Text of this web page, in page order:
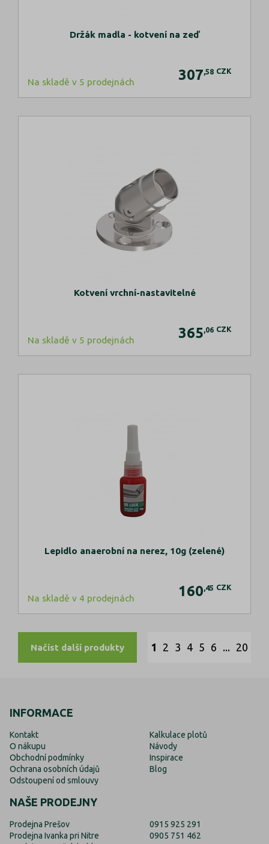
Držák madla - kotvení na zeď
Na skladě v 5 prodejnách 307 ,58 CZK
Kotvení vrchní-nastavitelné
Na skladě v 5 prodejnách 365 ,06 CZK
Lepidlo anaerobní na nerez, 10g (zelené)
Na skladě v 4 prodejnách 160 ,45 CZK
Načíst další produkty 1 2 3 4 5 6 ... 20
INFORMACE
Kontakt
O nákupu
Obchodní podmínky
Ochrana osobních údajů
Odstoupení od smlouvy
Kalkulace plotů
Návody
Inspirace
Blog
NAŠE PRODEJNY
Prodejna Prešov
Prodejna Ivanka pri Nitre
0915 925 291
0905 751 462